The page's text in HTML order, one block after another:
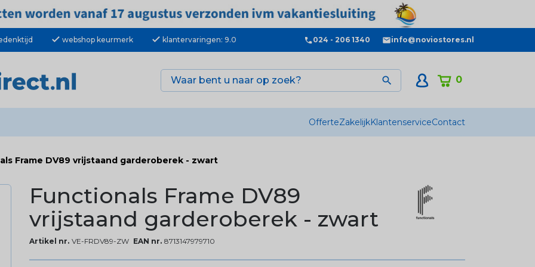
check webshop keurmerk check klantervaringen: 9.0 024 - 206 1340 info@noviostores.nl
0

OfferteZakelijkKlantenserviceContact
Frame DV89 vrijstaand garderoberek - zwart
Functionals Frame DV89
vrijstaand garderoberek - zwart
Artikel nr. VE-FRDV89-ZW EAN nr. 8713147979710